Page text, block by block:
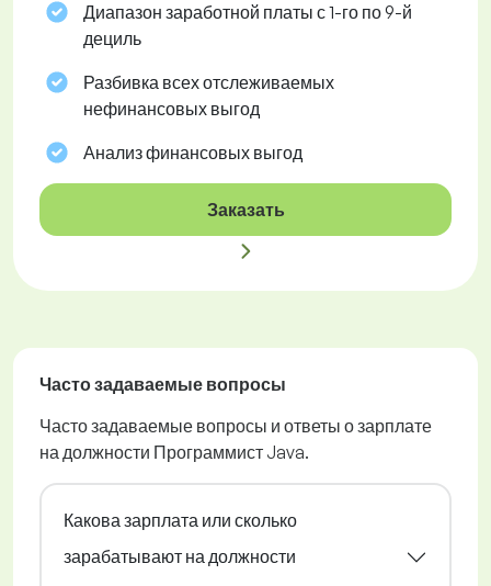
Диапазон заработной платы с 1-го по 9-й
дециль
Разбивка всех отслеживаемых
нефинансовых выгод
Анализ финансовых выгод
Заказать
Часто задаваемые вопросы
Часто задаваемые вопросы и ответы о зарплате
на должности Программист Java.
Какова зарплата или сколько
зарабатывают на должности